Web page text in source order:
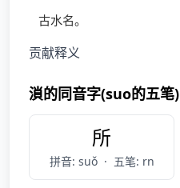
古水名。
贡献释义
溑的同音字(suo的五笔)
所
拼音: suǒ · 五笔: rn